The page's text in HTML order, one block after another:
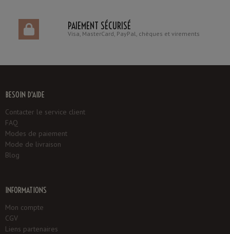
PAIEMENT SÉCURISÉ
Visa, MasterCard, PayPal, chèques et virements
BESOIN D'AIDE
Contacter le service client
FAQ
Modes de paiement
Mode de livraison
Blog
INFORMATIONS
Mon compte
CGV
Liens partenaires